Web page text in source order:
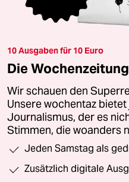
10 Ausgaben für 10 Euro
Die
Wir schauen den
Unsere wochentaz
Journalismus, der es
Stimmen, die woanders
Jeden Samstag als
Zusätzlich digitale